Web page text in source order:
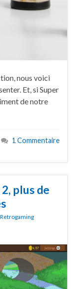
nous voici
Et, si Super
de notre
1 Commentaire
plus de
Retrogaming